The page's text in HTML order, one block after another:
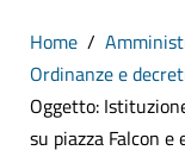
Home
Ordinanze e
Oggetto:
su piazza Falcon